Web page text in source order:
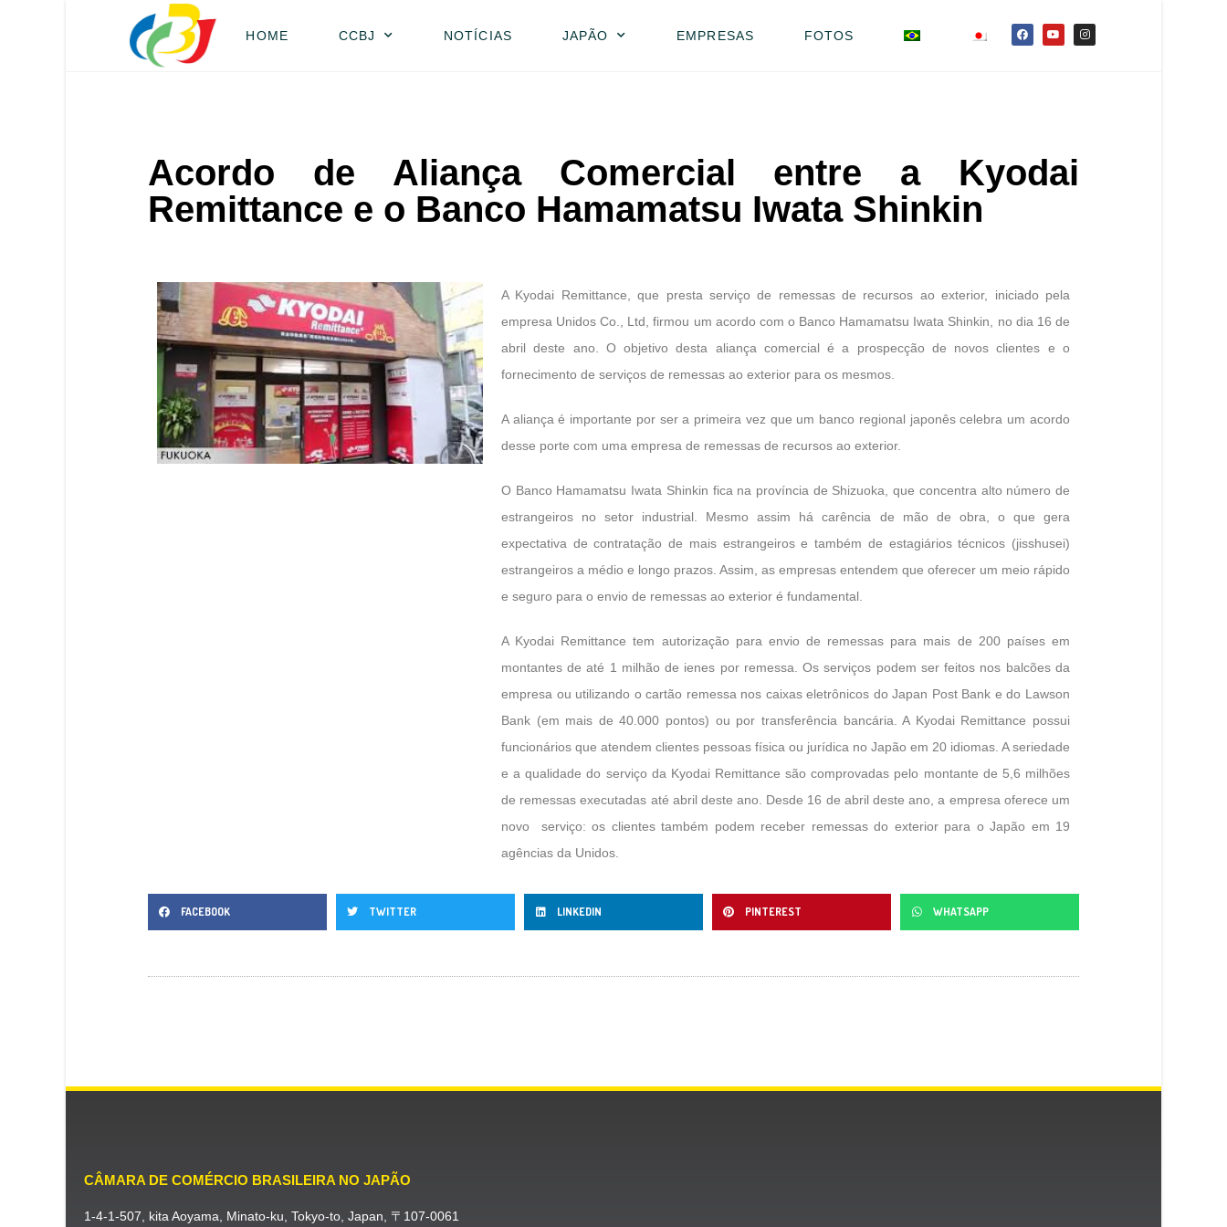
HOME CCBJ NOTÍCIAS JAPÃO EMPRESAS FOTOS
Acordo de Aliança Comercial entre a Kyodai
Remittance e o Banco Hamamatsu Iwata Shinkin
A Kyodai Remittance, que presta serviço de remessas de recursos ao exterior, iniciado pela
empresa Unidos Co., Ltd, firmou um acordo com o Banco Hamamatsu Iwata Shinkin, no dia 16 de
abril deste ano. O objetivo desta aliança comercial é a prospecção de novos clientes e o
fornecimento de serviços de remessas ao exterior para os mesmos.
A aliança é importante por ser a primeira vez que um banco regional japonês celebra um acordo
desse porte com uma empresa de remessas de recursos ao exterior.
O Banco Hamamatsu Iwata Shinkin fica na província de Shizuoka, que concentra alto número de
estrangeiros no setor industrial. Mesmo assim há carência de mão de obra, o que gera
expectativa de contratação de mais estrangeiros e também de estagiários técnicos (jisshusei)
estrangeiros a médio e longo prazos. Assim, as empresas entendem que oferecer um meio rápido
e seguro para o envio de remessas ao exterior é fundamental.
A Kyodai Remittance tem autorização para envio de remessas para mais de 200 países em
montantes de até 1 milhão de ienes por remessa. Os serviços podem ser feitos nos balcões da
empresa ou utilizando o cartão remessa nos caixas eletrônicos do Japan Post Bank e do Lawson
Bank (em mais de 40.000 pontos) ou por transferência bancária. A Kyodai Remittance possui
funcionários que atendem clientes pessoas física ou jurídica no Japão em 20 idiomas. A seriedade
e a qualidade do serviço da Kyodai Remittance são comprovadas pelo montante de 5,6 milhões
de remessas executadas até abril deste ano. Desde 16 de abril deste ano, a empresa oferece um
novo serviço: os clientes também podem receber remessas do exterior para o Japão em 19
agências da Unidos.
FACEBOOK TWITTER LINKEDIN PINTEREST WHATSAPP
CÂMARA DE COMÉRCIO BRASILEIRA NO JAPÃO
1-4-1-507, kita Aoyama, Minato-ku, Tokyo-to, Japan, 〒107-0061